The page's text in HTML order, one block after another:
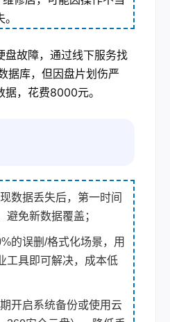
盘故障，通过线下服务找
据库，但因盘片划伤严
，花费8000元。
数据丢失后，第一时间
避免新数据覆盖；
的误删/格式化场景，用
工具即可解决，成本低
开启系统备份或使用云